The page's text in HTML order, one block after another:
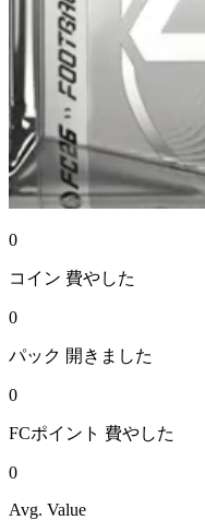
0
コイン 費やした
0
パック 開きました
0
FCポイント 費やした
0
Avg. Value